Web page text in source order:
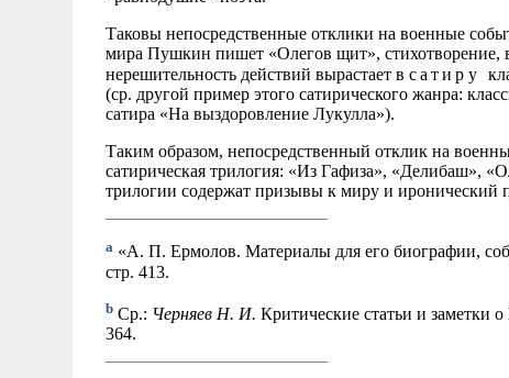
Таковы непосредственные отклики на военные
мира Пушкин пишет «Олегов щит», стихотворение,
нерешительность действий вырастает в сатиру
(ср. другой пример этого сатирического жанра:
сатира «На выздоровление Лукулла»).
Таким образом, непосредственный отклик на
сатирическая трилогия: «Из Гафиза», «Делибаш»,
трилогии содержат призывы к миру и иронический
a«А. П. Ермолов. Материалы для его биографии,
стр. 413.
bСр.: Черняев Н. И. Критические статьи и заметки
364.